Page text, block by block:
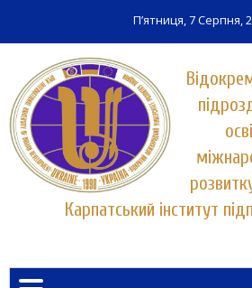
П’ятниця, 7 Серпня,
Карпатський інститут